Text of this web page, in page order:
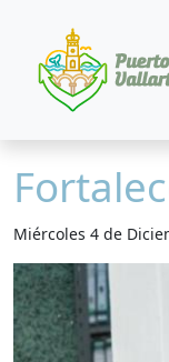
Miércoles 4 de